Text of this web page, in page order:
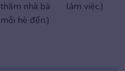
thăm nhà bà
mỗi hè đến.)
làm việc.)